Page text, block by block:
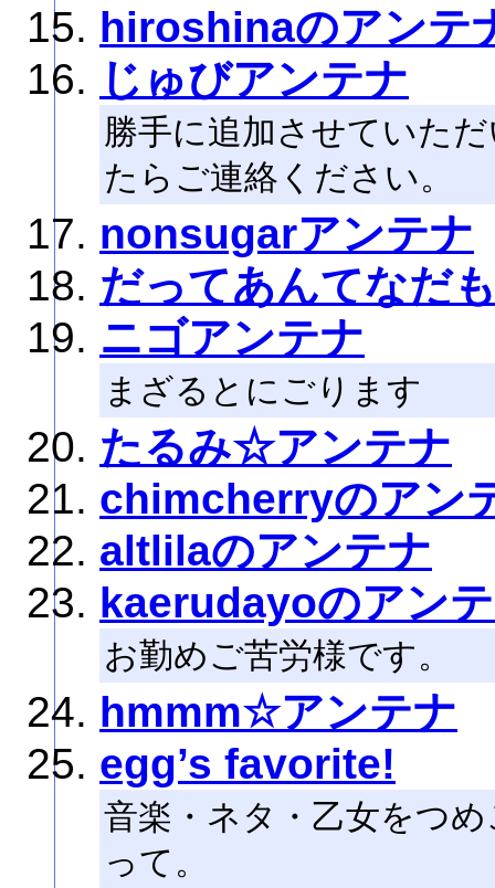
hiroshinaのアンテ
じゅびアンテナ
勝手に追加させていた
たらご連絡ください。
nonsugarアンテナ
だってあんてなだ
ニゴアンテナ
まざるとにごります
たるみ☆アンテナ
chimcherryのアン
altlilaのアンテナ
kaerudayoのアン
お勤めご苦労様です。
hmmm☆アンテナ
egg’s favorite!
音楽・ネタ・乙女をつ
って。